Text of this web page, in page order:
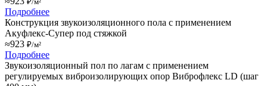
Подробнее
Конструкция звукоизоляционного пола с применением
Акуфлекс-Супер под стяжкой
≈923 ₽/м²
Подробнее
Звукоизоляционный пол по лагам с применением
регулируемых виброизолирующих опор Виброфлекс LD (шаг